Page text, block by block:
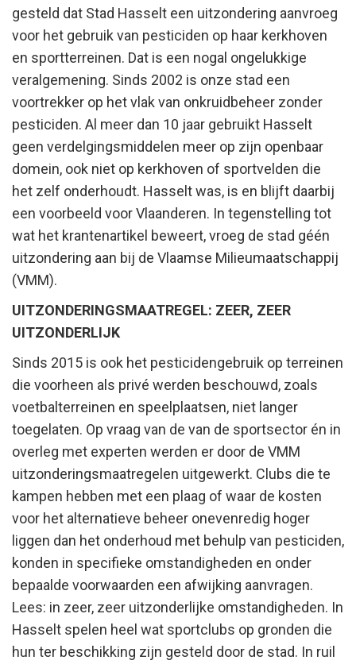
gesteld dat Stad Hasselt een uitzondering aanvroeg
voor het gebruik van pesticiden op haar kerkhoven
en sportterreinen. Dat is een nogal ongelukkige
veralgemening. Sinds 2002 is onze stad een
voortrekker op het vlak van onkruidbeheer zonder
pesticiden. Al meer dan 10 jaar gebruikt Hasselt
geen verdelgingsmiddelen meer op zijn openbaar
domein, ook niet op kerkhoven of sportvelden die
het zelf onderhoudt. Hasselt was, is en blijft daarbij
een voorbeeld voor Vlaanderen. In tegenstelling tot
wat het krantenartikel beweert, vroeg de stad géén
uitzondering aan bij de Vlaamse Milieumaatschappij
(VMM).
UITZONDERINGSMAATREGEL: ZEER, ZEER
UITZONDERLIJK
Sinds 2015 is ook het pesticidengebruik op terreinen
die voorheen als privé werden beschouwd, zoals
voetbalterreinen en speelplaatsen, niet langer
toegelaten. Op vraag van de van de sportsector én in
overleg met experten werden er door de VMM
uitzonderingsmaatregelen uitgewerkt. Clubs die te
kampen hebben met een plaag of waar de kosten
voor het alternatieve beheer onevenredig hoger
liggen dan het onderhoud met behulp van pesticiden,
konden in specifieke omstandigheden en onder
bepaalde voorwaarden een afwijking aanvragen.
Lees: in zeer, zeer uitzonderlijke omstandigheden. In
Hasselt spelen heel wat sportclubs op gronden die
hun ter beschikking zijn gesteld door de stad. In ruil